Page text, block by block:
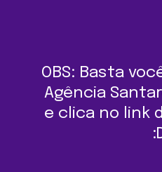
OBS: Basta
Agência
e clica no link